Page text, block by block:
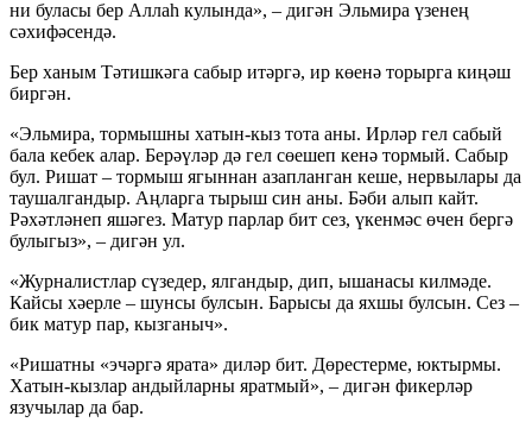
ни буласы бер Аллаһ кулында», – дигән Эльмира үзенең
сәхифәсендә.
Бер ханым Тәтишкәга сабыр итәргә, ир көенә торырга киңәш
биргән.
«Эльмира, тормышны хатын-кыз тота аны. Ирләр гел сабый
бала кебек алар. Берәүләр дә гел сөешеп кенә тормый. Сабыр
бул. Ришат – тормыш ягыннан азапланган кеше, нервылары да
таушалгандыр. Аңларга тырыш син аны. Бәби алып кайт.
Рәхәтләнеп яшәгез. Матур парлар бит сез, үкенмәс өчен бергә
булыгыз», – дигән ул.
«Журналистлар сүзедер, ялгандыр, дип, ышанасы килмәде.
Кайсы хәерле – шунсы булсын. Барысы да яхшы булсын. Сез –
бик матур пар, кызганыч».
«Ришатны «эчәргә ярата» диләр бит. Дөрестерме, юктырмы.
Хатын-кызлар андыйларны яратмый», – дигән фикерләр
язучылар да бар.